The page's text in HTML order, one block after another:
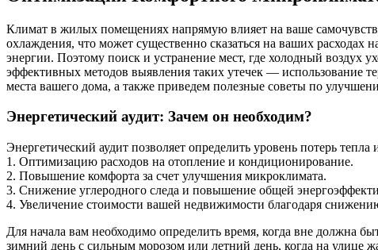
Климат в жилых помещениях напрямую влияет на ваше
охлаждения, что может существенно сказаться на ваших
энергии. Поэтому поиск и устранение мест, где холодный воздух
эффективных методов выявления таких утечек — использование
места вашего дома, а также приведем полезные советы по
Энергетический аудит: Зачем он необходим?
Энергетический аудит позволяет определить уровень потерь
1. Оптимизацию расходов на отопление и кондиционирование.
2. Повышение комфорта за счет улучшения микроклимата.
3. Снижение углеродного следа и повышение общей
4. Увеличение стоимости вашей недвижимости благодаря
Для начала вам необходимо определить время, когда вне должна
зимний день с сильным морозом или летний день, когда на